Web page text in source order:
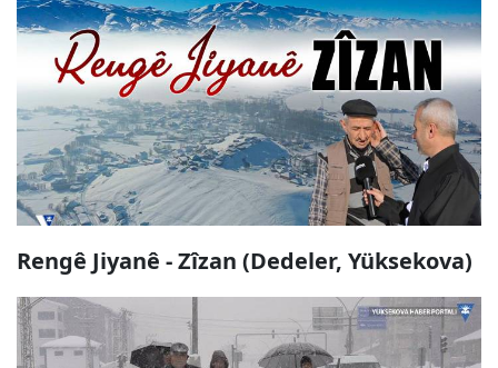
Rengê Jiyanê - Zîzan (Dedeler, Yüksekova)